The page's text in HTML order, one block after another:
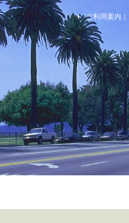
ご利用案内 ｜